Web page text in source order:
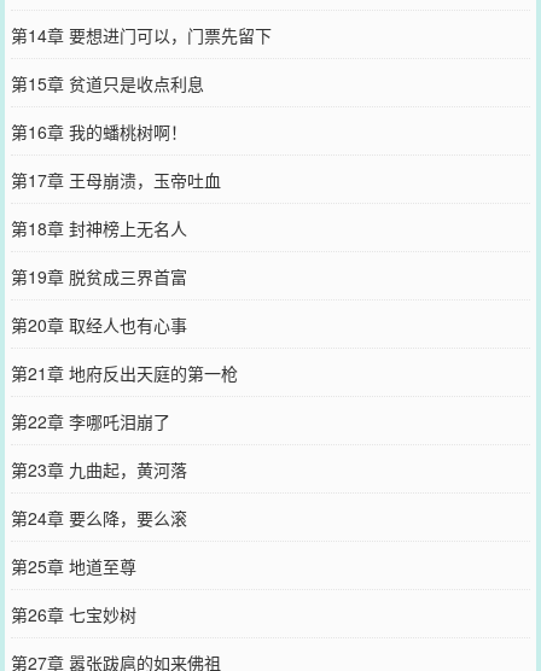
第14章 要想进门可以，门票先留下
第15章 贫道只是收点利息
第16章 我的蟠桃树啊！
第17章 王母崩溃，玉帝吐血
第18章 封神榜上无名人
第19章 脱贫成三界首富
第20章 取经人也有心事
第21章 地府反出天庭的第一枪
第22章 李哪吒泪崩了
第23章 九曲起，黄河落
第24章 要么降，要么滚
第25章 地道至尊
第26章 七宝妙树
第27章 嚣张跋扈的如来佛祖